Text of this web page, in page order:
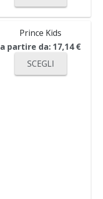
Prince Kids
a partire da: 17,14€
SCEGLI